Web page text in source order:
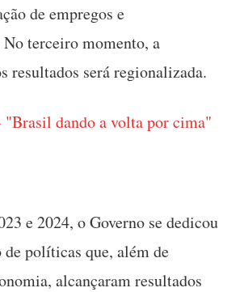
de empregos e
terceiro momento, a
resultados será regionalizada.
e 2024, o Governo se dedicou
de políticas que, além de
alcançaram resultados